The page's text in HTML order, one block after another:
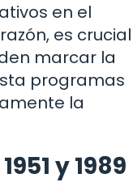
en el
es crucial
marcar la
programas
la
y 1989